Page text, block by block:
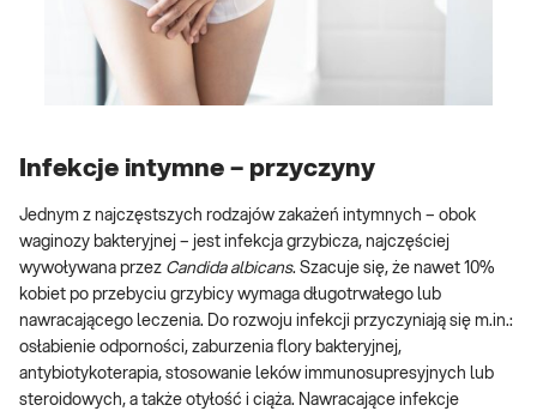
Infekcje intymne – przyczyny
Jednym z najczęstszych rodzajów zakażeń intymnych – obok
waginozy bakteryjnej – jest infekcja grzybicza, najczęściej
wywoływana przez Candida albicans. Szacuje się, że nawet 10%
kobiet po przebyciu grzybicy wymaga długotrwałego lub
nawracającego leczenia. Do rozwoju infekcji przyczyniają się m.in.:
osłabienie odporności, zaburzenia flory bakteryjnej,
antybiotykoterapia, stosowanie leków immunosupresyjnych lub
steroidowych, a także otyłość i ciąża. Nawracające infekcje